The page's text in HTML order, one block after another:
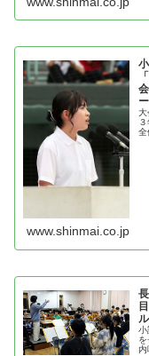
大
全
www.shinmai.co.jp
小
内